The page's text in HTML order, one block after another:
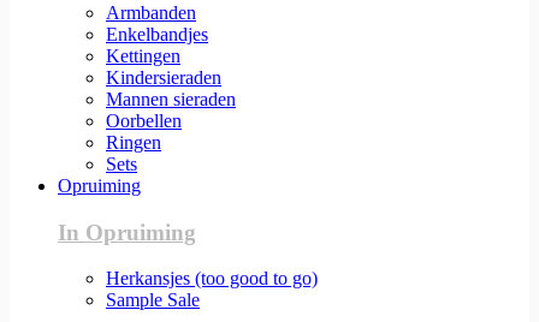
Armbanden
Enkelbandjes
Kettingen
Kindersieraden
Mannen sieraden
Oorbellen
Ringen
Sets
Opruiming
In Opruiming
Herkansjes (too good to go)
Sample Sale